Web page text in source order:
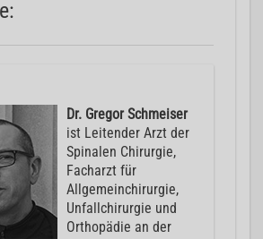
Dr. Gregor Schmeiser
ist Leitender Arzt der
Spinalen Chirurgie,
Facharzt für
Allgemeinchirurgie,
Unfallchirurgie und
Orthopädie an der